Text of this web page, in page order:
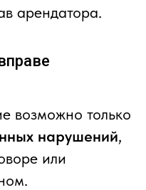
арендатора.
возможно только
нарушений,
или